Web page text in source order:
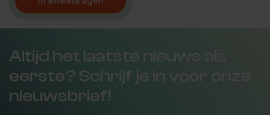
Altijd het laatste nieuws als
eerste? Schrijf je in voor onze
nieuwsbrief!